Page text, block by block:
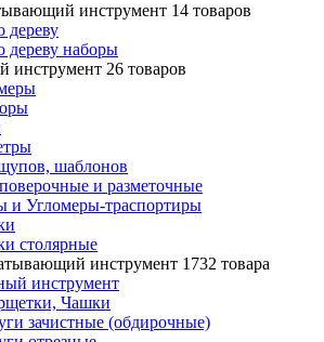
инструмент 14 товаров
дереву
дереву наборы
инструмент 26 товаров
шаблонов
и разметочные
и Угломеры-траспортиры
столярные
инструмент 1732 товара
инструмент
Чашки
зачистные (обдирочные)